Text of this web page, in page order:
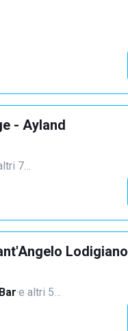
- Ayland
7…
Lodigiano
Bar·e altri 5…